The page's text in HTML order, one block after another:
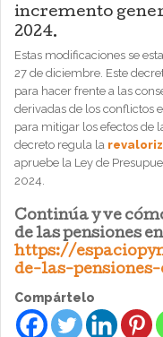
incremento
2024.
Estas modificaciones se
27 de diciembre. Este
para hacer frente a las
derivadas de los conflictos
para mitigar los efectos de
decreto regula la
apruebe la Ley de
2024.
Continúa y ve
de las pensiones
https://
de-las-
Compártelo